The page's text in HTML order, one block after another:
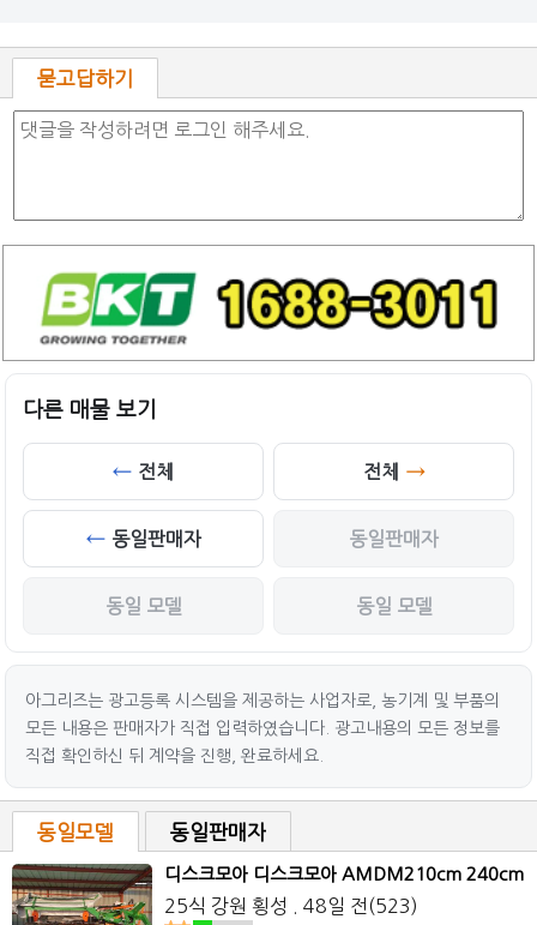
묻고답하기
다른 매물 보기
전체
동일판매자
동일 모델
전체
동일판매자
동일 모델
아그리즈는 광고등록 시스템을 제공하는 사업자로, 농기계 및 부품의
모든 내용은 판매자가 직접 입력하였습니다. 광고내용의 모든 정보를
직접 확인하신 뒤 계약을 진행, 완료하세요.
동일모델 동일판매자
디스크모아 디스크모아 AMDM210cm 240cm
25식 강원 횡성 . 48일 전(523)